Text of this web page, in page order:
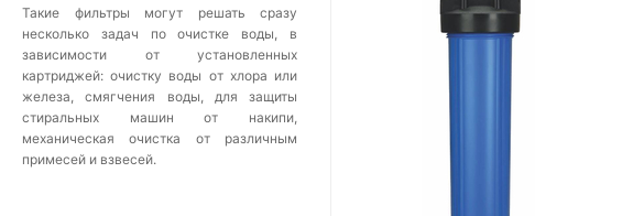
Такие фильтры могут решать сразу
несколько задач по очистке воды, в
зависимости от установленных
картриджей: очистку воды от хлора или
железа, смягчения воды, для защиты
стиральных машин от накипи,
механическая очистка от различным
примесей и взвесей.